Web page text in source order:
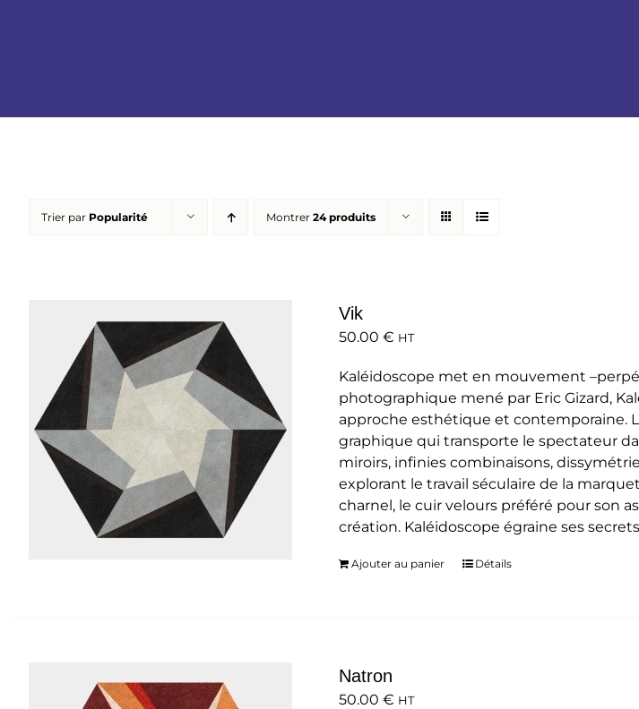
Trier par Popularité Montrer 24 produits
Vik
50.00 € HT
Kaléidoscope met en mouvement
photographique mené par Eric Gizard,
approche esthétique et contemporaine.
graphique qui transporte le spectateur
miroirs, infinies combinaisons,
explorant le travail séculaire de la
charnel, le cuir velours préféré pour son
création. Kaléidoscope égraine ses
Ajouter au panier Détails
Natron
50.00 € HT